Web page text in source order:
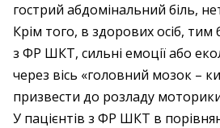
гострий абдомінальний біль,
Крім того, в здорових осіб, тим
з ФР ШКТ, сильні емоції або
через вісь «головний мозок –
призвести до розладу
У пацієнтів з ФР ШКТ в